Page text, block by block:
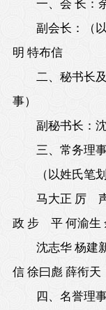
一、会 长：
副会长：（
明 特布信
二、秘书长
事）
副秘书长：
三、常务理
（以姓氏笔
马大正 厉
政 步 平 何渝生
沈志华 杨建
信 徐曰彪 薛衔天
四、名誉理